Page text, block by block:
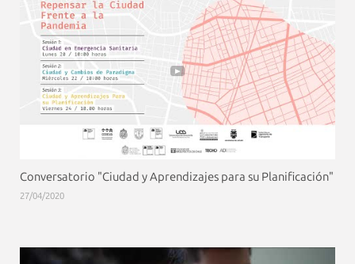
Conversatorio "Ciudad y Aprendizajes para su Planificación"
27/04/2020